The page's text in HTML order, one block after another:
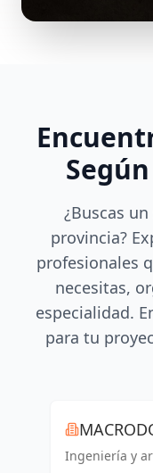
¿Buscas
provincia?
profesionales
necesitas,
especialidad.
para tu
Ingeniería y